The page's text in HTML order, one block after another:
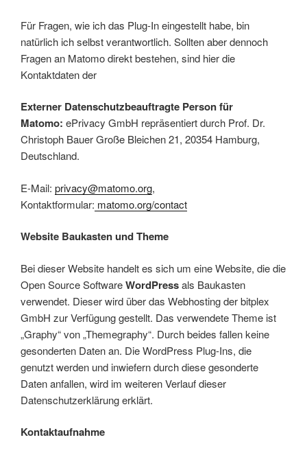
Für Fragen, wie ich das Plug-In eingestellt habe, bin
natürlich ich selbst verantwortlich. Sollten aber dennoch
Fragen an Matomo direkt bestehen, sind hier die
Kontaktdaten der
Externer Datenschutzbeauftragte Person für
Matomo: ePrivacy GmbH repräsentiert durch Prof. Dr.
Christoph Bauer Große Bleichen 21, 20354 Hamburg,
Deutschland.
E-Mail: privacy@matomo.org,
Kontaktformular: matomo.org/contact
Website Baukasten und Theme
Bei dieser Website handelt es sich um eine Website, die die
Open Source SoftwareWordPressals Baukasten
verwendet. Dieser wird über das Webhosting der bitplex
GmbH zur Verfügung gestellt. Das verwendete Theme ist
„Graphy“ von „Themegraphy“. Durch beides fallen keine
gesonderten Daten an. Die WordPress Plug-Ins, die
genutzt werden und inwiefern durch diese gesonderte
Daten anfallen, wird im weiteren Verlauf dieser
Datenschutzerklärung erklärt.
Kontaktaufnahme